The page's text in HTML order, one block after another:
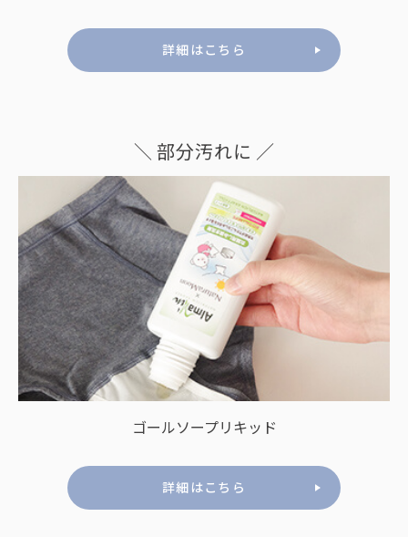
詳細はこちら
＼ 部分汚れに ／
ゴールソープリキッド
詳細はこちら